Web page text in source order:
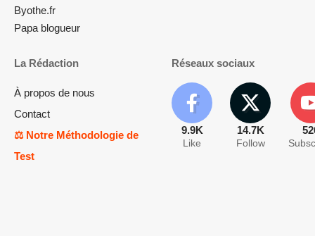
Byothe.fr
Papa blogueur
La Rédaction
À propos de nous
Contact
⚖️ Notre Méthodologie de
Test
Réseaux sociaux
9.9K
Like
14.7K
Follow